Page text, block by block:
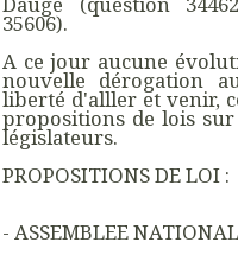
35606).
A ce jour aucune
nouvelle dérogation
liberté d'alller et venir,
propositions de lois
législateurs.
PROPOSITIONS DE LOI :
- ASSEMBLEE